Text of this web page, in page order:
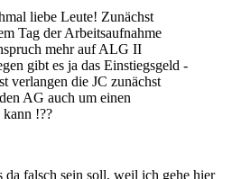
liebe Leute! Zunächst
Tag der Arbeitsaufnahme
mehr auf ALG II
gibt es ja das Einstiegsgeld -
verlangen die JC zunächst
AG auch um einen
kann !??
da falsch sein soll, weil ich gehe hier